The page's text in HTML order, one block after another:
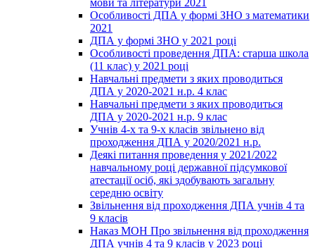
Особливості ДПА у формі ЗНО з математики
2021
ДПА у формі ЗНО у 2021 році
Особливості проведення ДПА: старша школа
(11 клас) у 2021 році
Навчальні предмети з яких проводиться
ДПА у 2020-2021 н.р. 4 клас
Навчальні предмети з яких проводиться
ДПА у 2020-2021 н.р. 9 клас
Учнів 4-х та 9-х класів звільнено від
проходження ДПА у 2020/2021 н.р.
Деякі питання проведення у 2021/2022
навчальному році державної підсумкової
атестації осіб, які здобувають загальну
середню освіту
Звільнення від проходження ДПА учнів 4 та
9 класів
Наказ МОН Про звільнення від проходження
ДПА учнів 4 та 9 класів у 2023 році